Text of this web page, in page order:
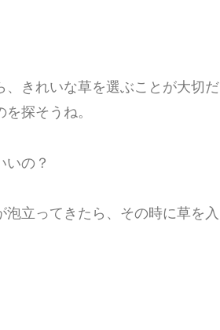
、きれいな草を選ぶことが大切だ
探そうね。
いの？
泡立ってきたら、その時に草を入